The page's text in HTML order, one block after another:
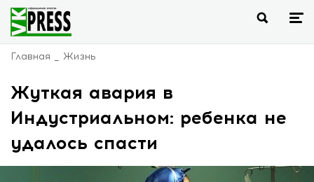
Главная Жизнь
Жуткая авария в
Индустриальном: ребенка не
удалось спасти